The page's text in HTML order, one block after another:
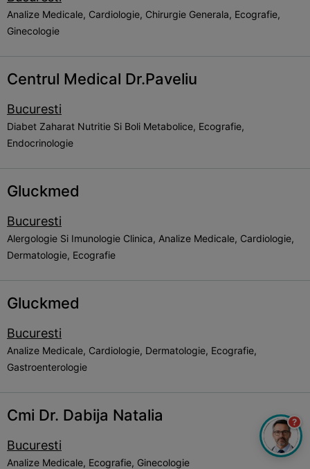
Analize Medicale, Cardiologie, Chirurgie Generala, Ecografie,
Ginecologie
Centrul Medical Dr.Paveliu
Bucuresti
Diabet Zaharat Nutritie Si Boli Metabolice, Ecografie,
Endocrinologie
Gluckmed
Bucuresti
Alergologie Si Imunologie Clinica, Analize Medicale, Cardiologie,
Dermatologie, Ecografie
Gluckmed
Bucuresti
Analize Medicale, Cardiologie, Dermatologie, Ecografie,
Gastroenterologie
Cmi Dr. Dabija Natalia
Bucuresti
Analize Medicale, Ecografie, Ginecologie
?